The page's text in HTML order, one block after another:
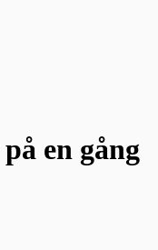
på en gång